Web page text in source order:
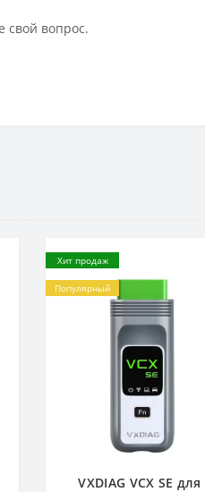
свой вопрос.
Хит продаж
Популярный
VXDIAG VCX SE для